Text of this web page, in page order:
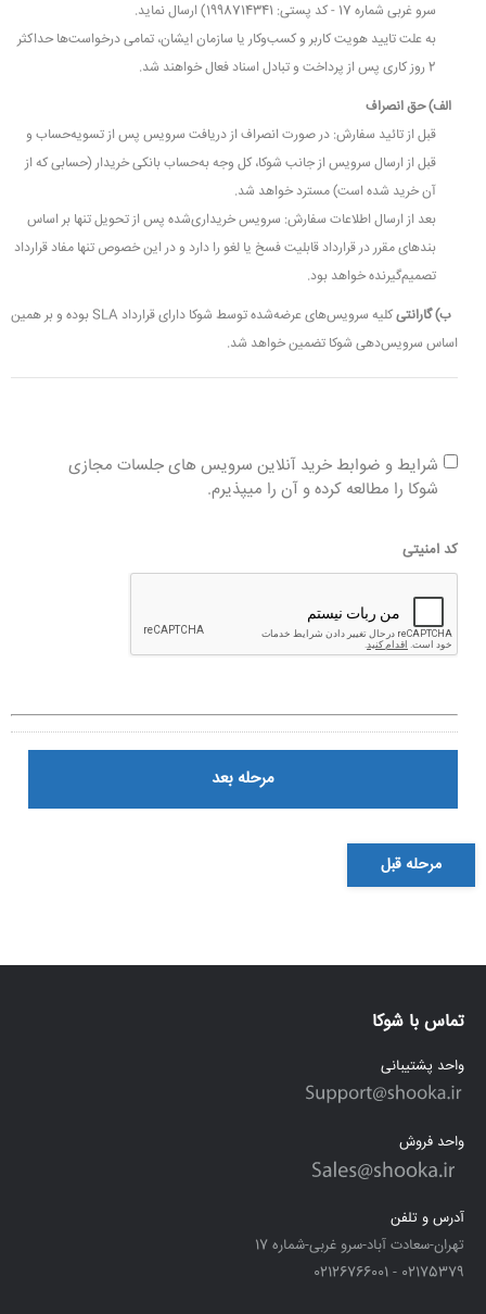
سرو غربی شماره 17 - کد پستی: 1998714341) ارسال نماید.
به علت تایید هویت کاربر و کسب‌وکار یا سازمان ایشان، تمامی درخواست‌ها حداکثر
2 روز کاری پس از پرداخت و تبادل اسناد فعال خواهند شد.
الف) حق انصراف
قبل از تائید سفارش: در صورت انصراف از دریافت سرویس پس از تسویه‌حساب و
قبل از ارسال سرویس از جانب شوکا، کل وجه به‌حساب بانکی خریدار (حسابی که از
آن خرید شده است) مسترد خواهد شد.
بعد از ارسال اطلاعات سفارش: سرویس خریداری‌شده پس از تحویل تنها بر اساس
بندهای مقرر در قرارداد قابلیت فسخ یا لغو را دارد و در این خصوص تنها مفاد قرارداد
تصمیم‌گیرنده خواهد بود.
ب) گارانتی
کلیه سرویس‌های عرضه‌شده توسط شوکا دارای قرارداد SLA بوده و بر همین
اساس سرویس‌دهی شوکا تضمین خواهد شد.
شرایط و ضوابط خرید آنلاین سرویس های جلسات مجازی
شوکا را مطالعه کرده و آن را میپذیرم.
کد امنیتی
مرحله قبل
تماس با شوکا
واحد پشتیبانی
واحد فروش
آدرس و تلفن
تهران-سعادت آباد-سرو غربی-شماره 17
02175379 - 02126766001